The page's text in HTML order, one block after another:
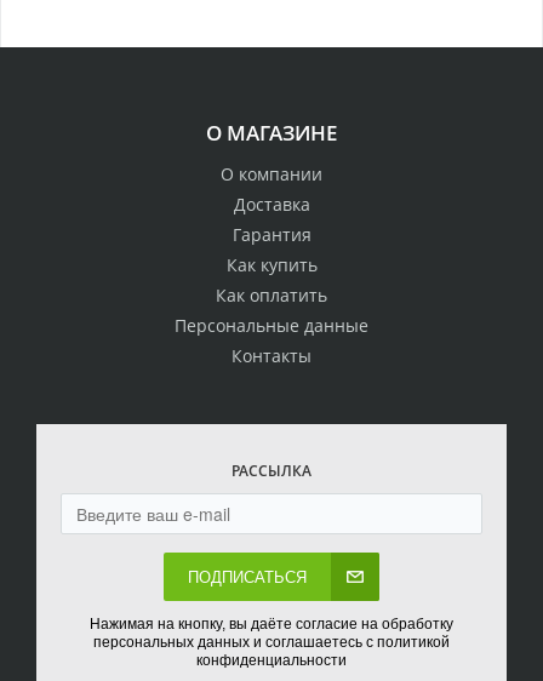
О МАГАЗИНЕ
О компании
Доставка
Гарантия
Как купить
Как оплатить
Персональные данные
Контакты
РАССЫЛКА
ПОДПИСАТЬСЯ
Нажимая на кнопку, вы даёте согласие на обработку
персональных данных и соглашаетесь с политикой
конфиденциальности